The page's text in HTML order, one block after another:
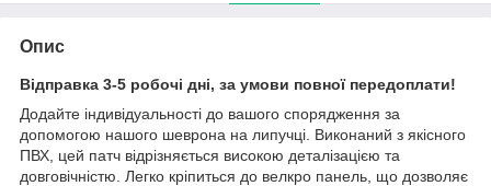
Опис
Відправка 3-5 робочі дні, за умови повної передоплати!
Додайте індивідуальності до вашого спорядження за
допомогою нашого шеврона на липучці. Виконаний з якісного
ПВХ, цей патч відрізняється високою деталізацією та
довговічністю. Легко кріпиться до велкро панель, що дозволяє